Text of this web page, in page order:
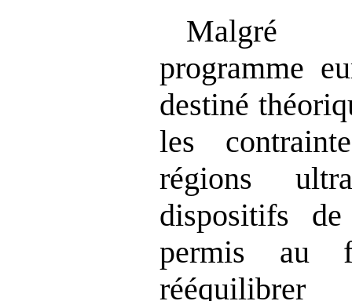
Malgré
programme
destiné
les
régions
dispositifs
permis au